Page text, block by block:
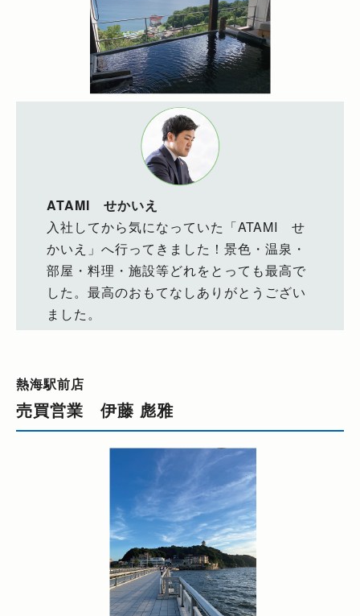
ATAMI せかいえ
入社してから気になっていた「ATAMI せ
かいえ」へ行ってきました！景色・温泉・
部屋・料理・施設等どれをとっても最高で
した。最高のおもてなしありがとうござい
ました。
熱海駅前店
売買営業 伊藤 彪雅